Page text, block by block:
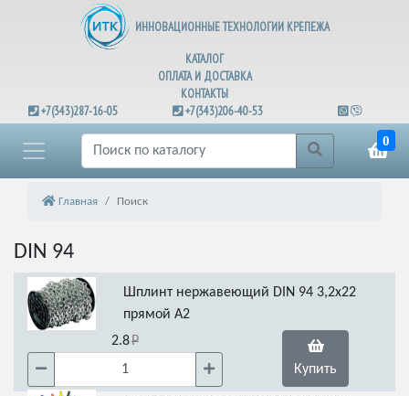
ИННОВАЦИОННЫЕ ТЕХНОЛОГИИ КРЕПЕЖА
КАТАЛОГ
ОПЛАТА И ДОСТАВКА
КОНТАКТЫ
+7(343)287-16-05
+7(343)206-40-53
0
Главная Поиск
DIN 94
Шплинт нержавеющий DIN 94 3,2х22
прямой А2
2.8
Купить